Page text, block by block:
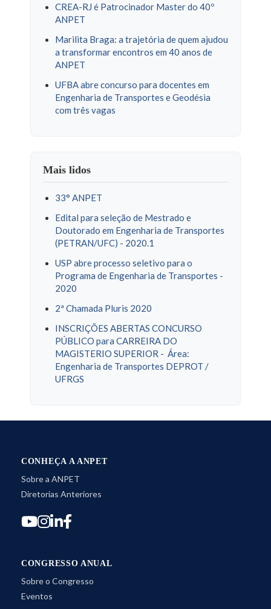
CREA-RJ é Patrocinador Master do 40º
ANPET
Marilita Braga: a trajetória de quem ajudou
a transformar encontros em 40 anos de
ANPET
UFBA abre concurso para docentes em
Engenharia de Transportes e Geodésia
com três vagas
Mais lidos
33° ANPET
Edital para seleção de Mestrado e
Doutorado em Engenharia de Transportes
(PETRAN/UFC) - 2020.1
USP abre processo seletivo para o
Programa de Engenharia de Transportes -
2020
2ª Chamada Pluris 2020
INSCRIÇÕES ABERTAS CONCURSO
PÚBLICO para CARREIRA DO
MAGISTERIO SUPERIOR - Área:
Engenharia de Transportes DEPROT /
UFRGS
CONHEÇA A ANPET
Sobre a ANPET
Diretorias Anteriores
CONGRESSO ANUAL
Sobre o Congresso
Eventos